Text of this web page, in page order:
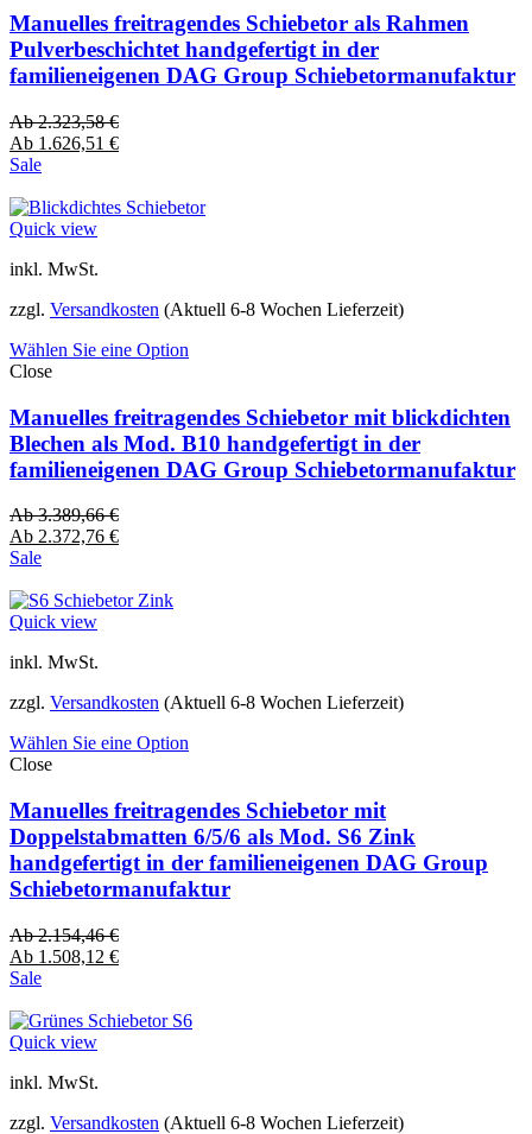
Manuelles freitragendes Schiebetor als Rahmen
Pulverbeschichtet handgefertigt in der
familieneigenen DAG Group Schiebetormanufaktur
Ab2.323,58€
Ab 1.626,51 €
Sale
Quick view
inkl. MwSt.
zzgl. Versandkosten (Aktuell 6-8 Wochen Lieferzeit)
Wählen Sie eine Option
Close
Manuelles freitragendes Schiebetor mit blickdichten
Blechen als Mod. B10 handgefertigt in der
familieneigenen DAG Group Schiebetormanufaktur
Ab3.389,66€
Ab 2.372,76 €
Sale
Quick view
inkl. MwSt.
zzgl. Versandkosten (Aktuell 6-8 Wochen Lieferzeit)
Wählen Sie eine Option
Close
Manuelles freitragendes Schiebetor mit
Doppelstabmatten 6/5/6 als Mod. S6 Zink
handgefertigt in der familieneigenen DAG Group
Schiebetormanufaktur
Ab2.154,46€
Ab 1.508,12 €
Sale
Quick view
inkl. MwSt.
zzgl. Versandkosten (Aktuell 6-8 Wochen Lieferzeit)